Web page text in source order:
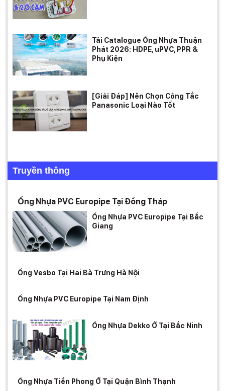
Tải Catalogue Ống Nhựa Thuận
Phát 2026: HDPE, uPVC, PPR &
Phụ Kiện
[Giải Đáp] Nên Chọn Công Tắc
Panasonic Loại Nào Tốt
Truyền thông
Ống Nhựa PVC Europipe Tại Đồng Tháp
Ống Nhựa PVC Europipe Tại Bắc
Giang
Ống Vesbo Tại Hai Bà Trưng Hà Nội
Ống Nhựa PVC Europipe Tại Nam Định
Ống Nhựa Dekko Ở Tại Bắc Ninh
Ống Nhựa Tiền Phong Ở Tại Quận Bình Thạnh